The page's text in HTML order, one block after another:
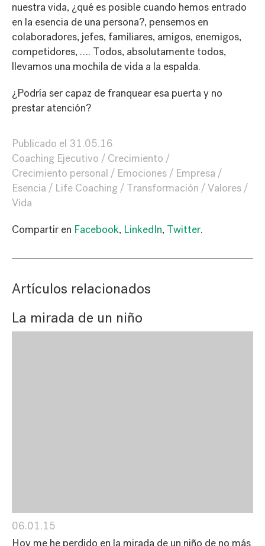
nuestra vida, ¿qué es posible cuando hemos entrado
en la esencia de una persona?, pensemos en
colaboradores, jefes, familiares, amigos, enemigos,
competidores, …. Todos, absolutamente todos,
llevamos una mochila de vida a la espalda.
¿Podría ser capaz de franquear esa puerta y no
prestar atención?
Publicado el 31.05.16
Coaching Ejecutivo
Crecimiento
Crecimiento personal
Emociones
Empresa
Esencia
Life Coaching Transformación
Valores
Vida
Compartir en Facebook, LinkedIn, Twitter.
Artículos relacionados
La mirada de un niño
06.01.15
Hoy me he perdido en la mirada de un niño de no más